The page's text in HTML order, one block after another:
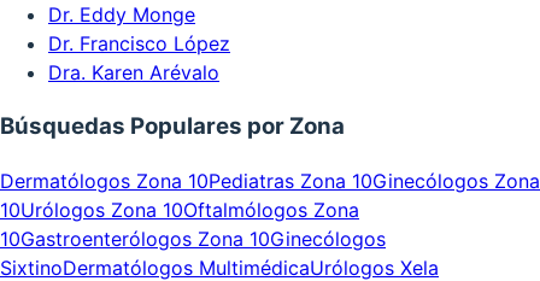
Dr. Eddy Monge
Dr. Francisco López
Dra. Karen Arévalo
Búsquedas Populares por Zona
Dermatólogos Zona 10Pediatras Zona 10Ginecólogos Zona
10Urólogos Zona 10Oftalmólogos Zona
10Gastroenterólogos Zona 10Ginecólogos
SixtinoDermatólogos MultimédicaUrólogos Xela